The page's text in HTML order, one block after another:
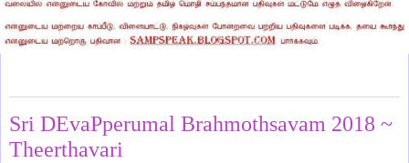
Sri DEvaPperumal Brahmothsavam 2018 ~
Theerthavari